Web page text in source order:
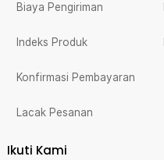
Biaya Pengiriman
Indeks Produk
Konfirmasi Pembayaran
Lacak Pesanan
Ikuti Kami